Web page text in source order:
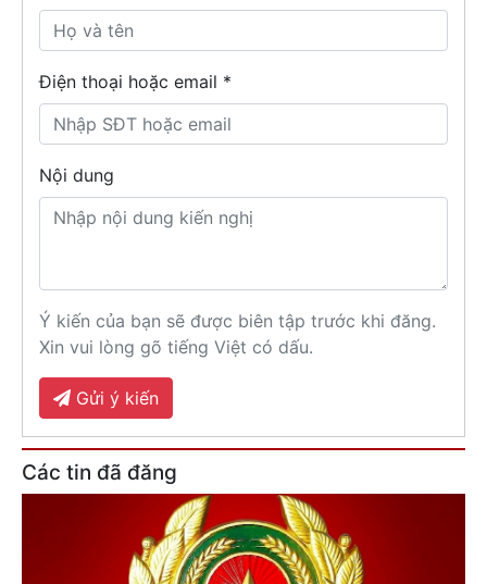
Điện thoại hoặc email *
Nội dung
Ý kiến của bạn sẽ được biên tập trước khi đăng.
Xin vui lòng gõ tiếng Việt có dấu.
Gửi ý kiến
Các tin đã đăng